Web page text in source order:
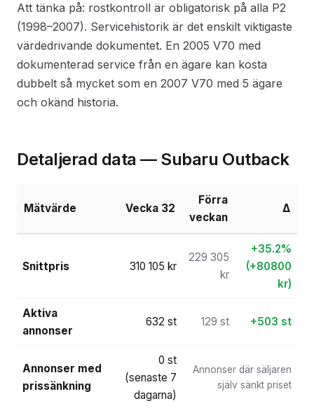
Att tänka på: rostkontroll är obligatorisk på alla P2
(1998–2007). Servicehistorik är det enskilt viktigaste
värdedrivande dokumentet. En 2005 V70 med
dokumenterad service från en ägare kan kosta
dubbelt så mycket som en 2007 V70 med 5 ägare
och okänd historia.
Detaljerad data — Subaru Outback
Mätvärde Vecka 32
Förra
veckan
Δ
Snittpris 310 105 kr
229 305
kr
+35.2%
(+80800
kr)
Aktiva
annonser
632 st 129 st +503 st
Annonser med
prissänkning
0 st
(senaste 7
dagarna)
Annonser där säljaren
själv sänkt priset